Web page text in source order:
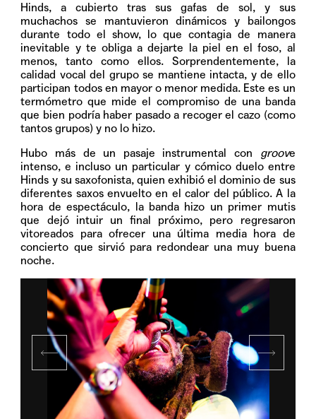
Hinds, a cubierto tras sus gafas de sol, y sus
muchachos se mantuvieron dinámicos y bailongos
durante todo el show, lo que contagia de manera
inevitable y te obliga a dejarte la piel en el foso, al
menos, tanto como ellos. Sorprendentemente, la
calidad vocal del grupo se mantiene intacta, y de ello
participan todos en mayor o menor medida. Este es un
termómetro que mide el compromiso de una banda
que bien podría haber pasado a recoger el cazo (como
tantos grupos) y no lo hizo.
Hubo más de un pasaje instrumental con groove
intenso, e incluso un particular y cómico duelo entre
Hinds y su saxofonista, quien exhibió el dominio de sus
diferentes saxos envuelto en el calor del público. A la
hora de espectáculo, la banda hizo un primer mutis
que dejó intuir un final próximo, pero regresaron
vitoreados para ofrecer una última media hora de
concierto que sirvió para redondear una muy buena
noche.